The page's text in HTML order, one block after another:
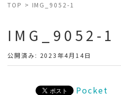
TOP > IMG_9052-1
IMG_9052-1
公開済み: 2023年4月14日
Pocket